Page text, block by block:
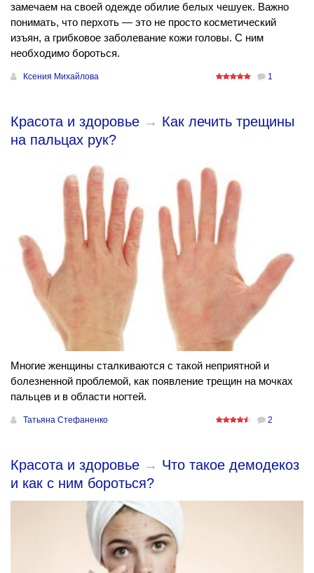
замечаем на своей одежде обилие белых чешуек. Важно
понимать, что перхоть — это не просто косметический
изъян, а грибковое заболевание кожи головы. С ним
необходимо бороться.
Ксения Михайлова 1
Красота и здоровье → Как лечить трещины
на пальцах рук?
Многие женщины сталкиваются с такой неприятной и
болезненной проблемой, как появление трещин на мочках
пальцев и в области ногтей.
Татьяна Стефаненко 2
Красота и здоровье → Что такое демодекоз
и как с ним бороться?